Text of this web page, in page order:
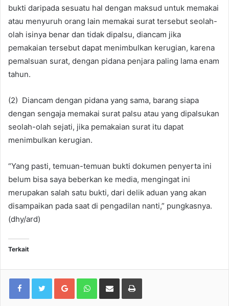
bukti daripada sesuatu hal dengan maksud untuk memakai
atau menyuruh orang lain memakai surat tersebut seolah-
olah isinya benar dan tidak dipalsu, diancam jika
pemakaian tersebut dapat menimbulkan kerugian, karena
pemalsuan surat, dengan pidana penjara paling lama enam
tahun.
(2) Diancam dengan pidana yang sama, barang siapa
dengan sengaja memakai surat palsu atau yang dipalsukan
seolah-olah sejati, jika pemakaian surat itu dapat
menimbulkan kerugian.
“Yang pasti, temuan-temuan bukti dokumen penyerta ini
belum bisa saya beberkan ke media, mengingat ini
merupakan salah satu bukti, dari delik aduan yang akan
disampaikan pada saat di pengadilan nanti,” pungkasnya.
(dhy/ard)
Terkait
Google+WhatsApp
Share via Email Print